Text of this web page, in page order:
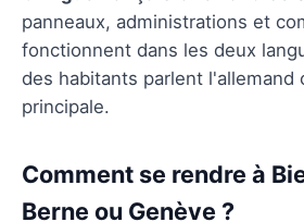
panneaux, administrations et
fonctionnent dans les deux
des habitants parlent l'allemand
principale.
Comment se rendre à
Berne ou Genève ?